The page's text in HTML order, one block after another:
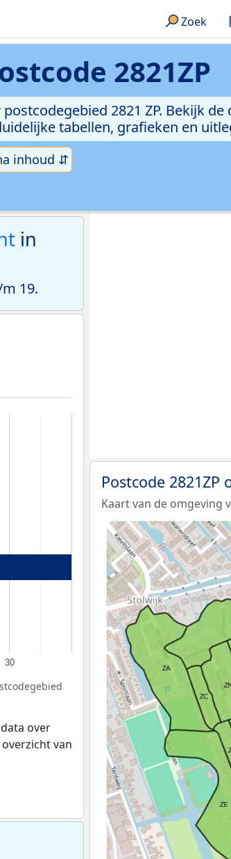
Zoek
2821ZP
2821 ZP. Bekijk
tabellen, grafieken en
inhoud ⇵
in
19.
30
over
van
Postcode 2821ZP
Kaart van de omgeving